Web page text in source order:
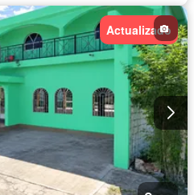
Actualizado